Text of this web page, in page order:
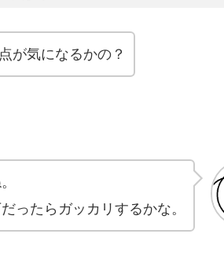
が気になるかの？
ったらガッカリするかな。